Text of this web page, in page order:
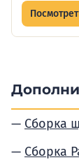
Сборка
Сборка